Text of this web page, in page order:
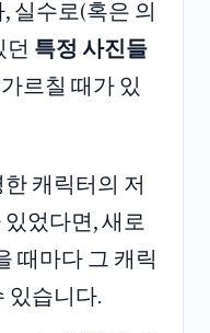
실수로(혹은 의
던 특정 사진들
르칠 때가 있
캐릭터의 저
었다면, 새로
때마다 그 캐릭
있습니다.